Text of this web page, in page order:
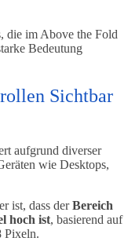
die im Above the Fold
Bedeutung
Sichtbar
aufgrund diverser
wie Desktops,
ist, dass derBereich
hoch ist, basierend auf
Pixeln.